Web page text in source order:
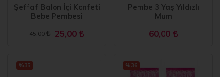
Şeffaf Balon İçi Konfeti
Bebe Pembesi
45,00 25,00
Pembe 3 Yaş Yıldızlı
Mum
60,00
%35 %36